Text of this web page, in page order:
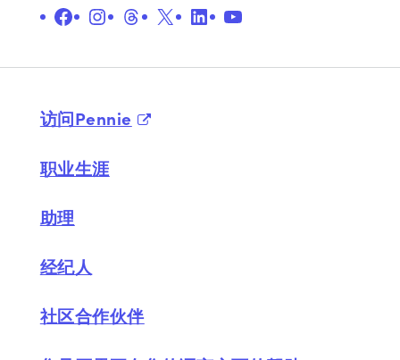
在 Facebook 上
Instagram
线程X LinkedInYouTube
访问Pennie
职业生涯
助理
经纪人
社区合作伙伴